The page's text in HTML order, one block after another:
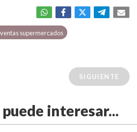
supermercados
SIGUIENTE
interesar...